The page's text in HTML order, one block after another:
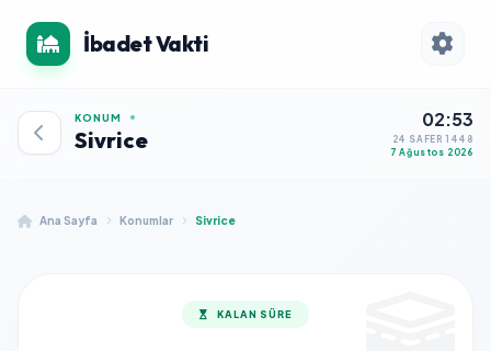
İbadet Vakti
KONUM
Sivrice
02:53
24 SAFER 1448
7 Ağustos 2026
Ana Sayfa Konumlar Sivrice
KALAN SÜRE